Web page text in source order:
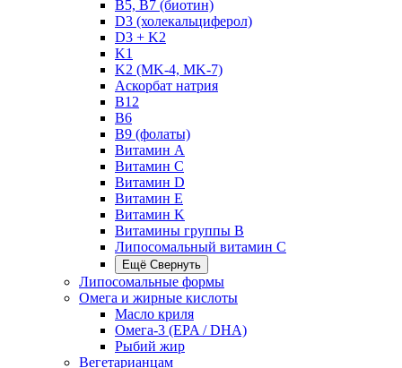
B5, B7 (биотин)
D3 (холекальциферол)
D3 + K2
K1
K2 (MK-4, MK-7)
Аскорбат натрия
В12
В6
В9 (фолаты)
Витамин A
Витамин C
Витамин D
Витамин E
Витамин K
Витамины группы B
Липосомальный витамин C
Ещё Свернуть
Липосомальные формы
Омега и жирные кислоты
Масло криля
Омега-3 (EPA / DHA)
Рыбий жир
Вегетарианцам